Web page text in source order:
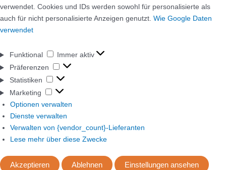
verwendet. Cookies und IDs werden sowohl für personalisierte als
auch für nicht personalisierte Anzeigen genutzt. Wie Google Daten
verwendet
Funktional
Immer aktiv
Präferenzen
Statistiken
Marketing
Optionen verwalten
Dienste verwalten
Verwalten von {vendor_count}-Lieferanten
Lese mehr über diese Zwecke
Akzeptieren Ablehnen Einstellungen ansehen